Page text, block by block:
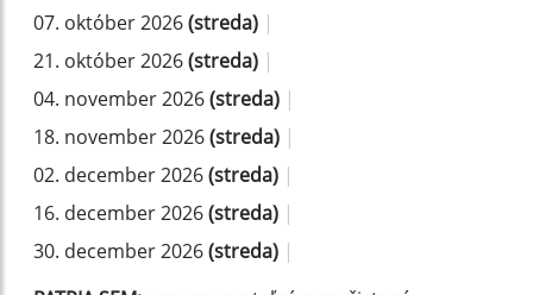
07. október 2026(streda) |
21. október 2026(streda) |
04. november 2026(streda) |
18. november 2026(streda) |
02. december 2026(streda) |
16. december 2026(streda) |
30. december 2026(streda) |